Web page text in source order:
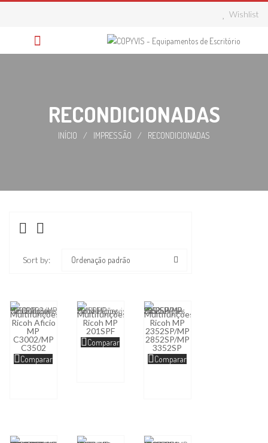
Wishlist
RECONDICIONADAS
INÍCIO / IMPRESSÃO / RECONDICIONADAS
Sort by: Ordenação padrão
Multifunções
Ricoh Aficio
MP
C3002/MP
C3502
Comparar
Multifunções
Ricoh MP
201SPF
Comparar
Multifunções
Ricoh MP
2352SP/MP
2852SP/MP
3352SP
Comparar